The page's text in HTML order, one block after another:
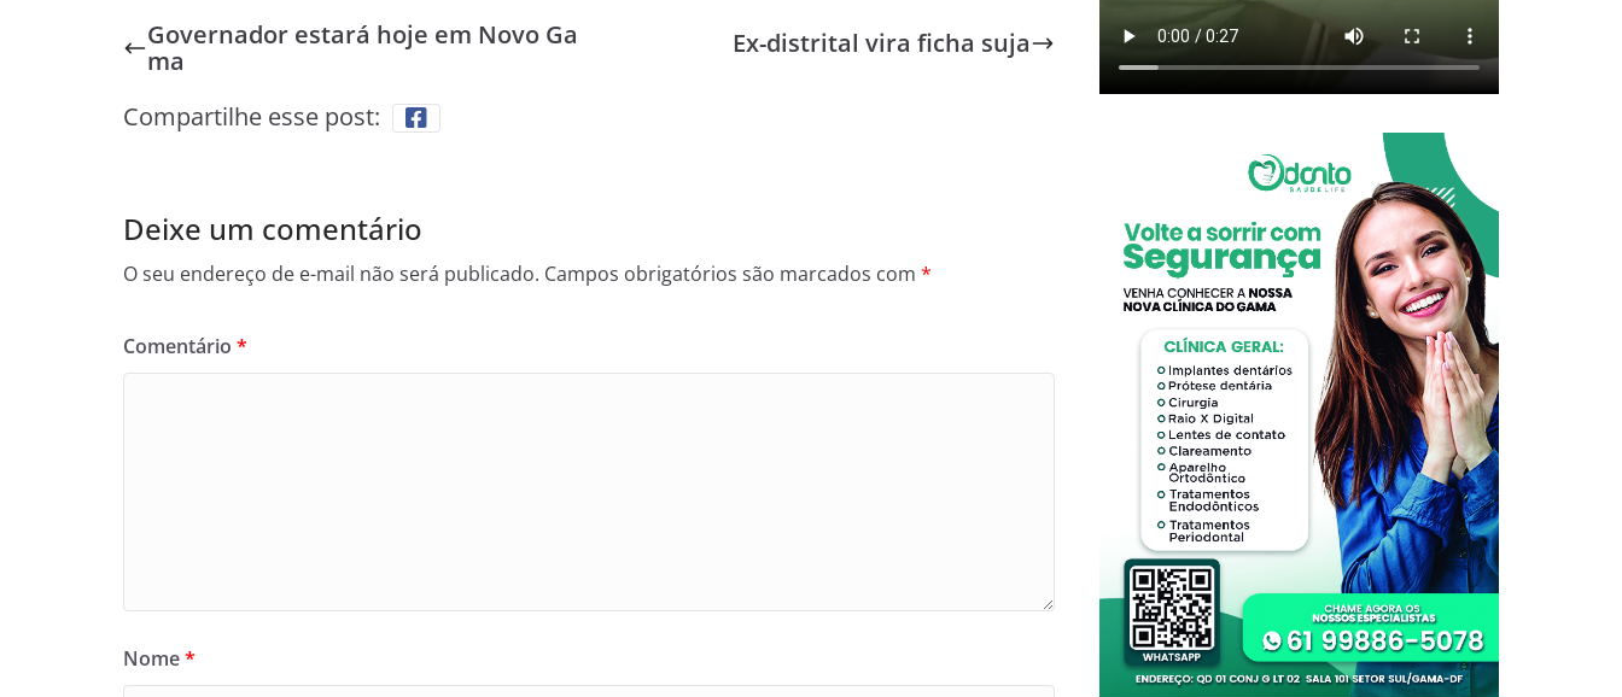
Governador estará hoje em Novo Ga
ma
Ex-distrital vira ficha suja
Compartilhe esse post:
Deixe um comentário
O seu endereço de e-mail não será publicado. Campos obrigatórios são marcados com *
Comentário *
Nome*